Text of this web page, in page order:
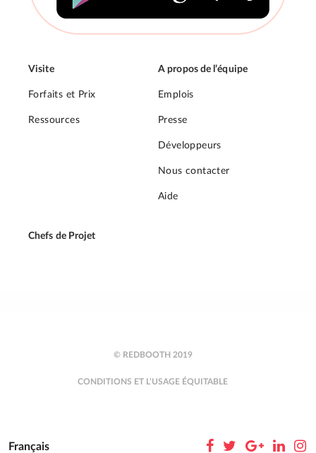
Visite
Forfaits et Prix
Ressources
A propos de l’équipe
Emplois
Presse
Développeurs
Nous contacter
Aide
Chefs de Projet
© REDBOOTH 2019
CONDITIONS ET L’USAGE ÉQUITABLE
Français